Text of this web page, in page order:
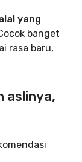
yang
banget
rasa baru,
aslinya,